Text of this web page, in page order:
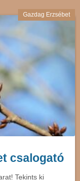
Gazdag Erzsébet
csalogató
Tekints ki